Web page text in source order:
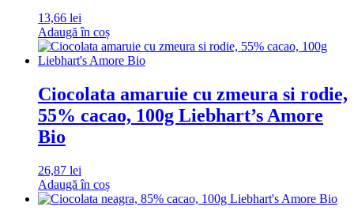
13,66 lei
Adaugă în coș
Ciocolata amaruie cu zmeura si rodie,
55% cacao, 100g Liebhart’s Amore
Bio
26,87 lei
Adaugă în coș